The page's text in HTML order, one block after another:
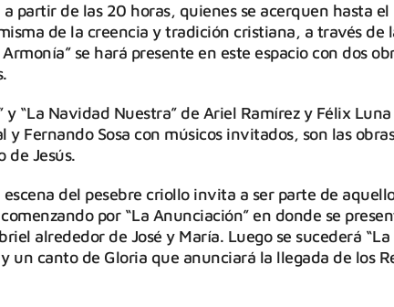
a partir de las 20 horas, quienes se acerquen hasta
de la creencia y tradición cristiana, a través de
se hará presente en este espacio con dos
y “La Navidad Nuestra” de Ariel Ramírez y Félix
y Fernando Sosa con músicos invitados, son las
de Jesús.
escena del pesebre criollo invita a ser parte de
por “La Anunciación” en donde se
alrededor de José y María. Luego se sucederá “La
un canto de Gloria que anunciará la llegada de los